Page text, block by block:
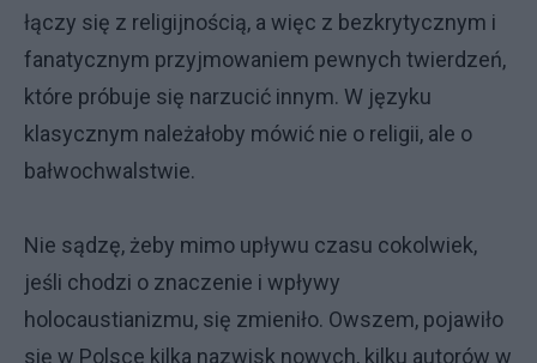
łączy się z religijnością, a więc z bezkrytycznym i
fanatycznym przyjmowaniem pewnych twierdzeń,
które próbuje się narzucić innym. W języku
klasycznym należałoby mówić nie o religii, ale o
bałwochwalstwie.
Nie sądzę, żeby mimo upływu czasu cokolwiek,
jeśli chodzi o znaczenie i wpływy
holocaustianizmu, się zmieniło. Owszem, pojawiło
się w Polsce kilka nazwisk nowych, kilku autorów w